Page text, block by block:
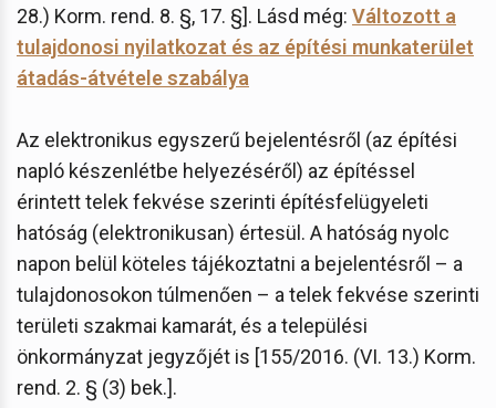
28.) Korm. rend. 8. §, 17. §]. Lásd még: Változott a
tulajdonosi nyilatkozat és az építési munkaterület
átadás-átvétele szabálya
Az elektronikus egyszerű bejelentésről (az építési
napló készenlétbe helyezéséről) az építéssel
érintett telek fekvése szerinti építésfelügyeleti
hatóság (elektronikusan) értesül. A hatóság nyolc
napon belül köteles tájékoztatni a bejelentésről – a
tulajdonosokon túlmenően – a telek fekvése szerinti
területi szakmai kamarát, és a települési
önkormányzat jegyzőjét is [155/2016. (VI. 13.) Korm.
rend. 2. § (3) bek.].